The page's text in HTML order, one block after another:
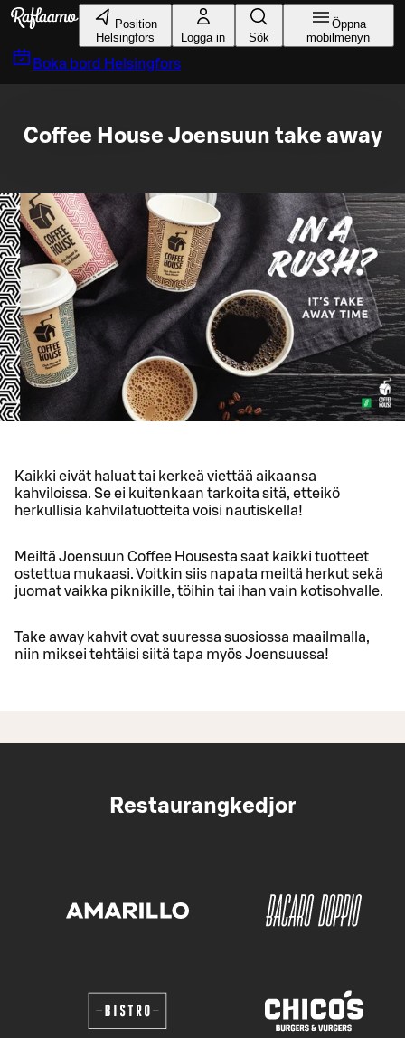
Gå till huvudinnehållet
Position
Helsingfors
Logga in Sök
Öppna
mobilmenyn
Boka bord Helsingfors
Coffee House Joensuun take away
Kaikki eivät haluat tai kerkeä viettää aikaansa
kahviloissa. Se ei kuitenkaan tarkoita sitä, etteikö
herkullisia kahvilatuotteita voisi nautiskella!
Meiltä Joensuun Coffee Housesta saat kaikki tuotteet
ostettua mukaasi. Voitkin siis napata meiltä herkut sekä
juomat vaikka piknikille, töihin tai ihan vain kotisohvalle.
Take away kahvit ovat suuressa suosiossa maailmalla,
niin miksei tehtäisi siitä tapa myös Joensuussa!
Restaurangkedjor